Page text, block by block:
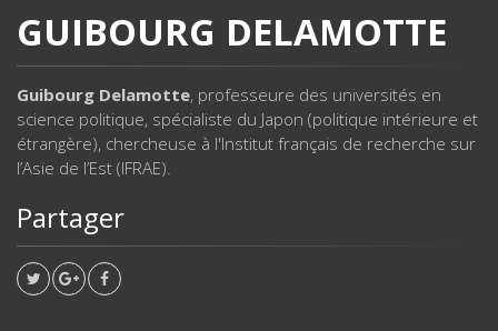
GUIBOURG DELAMOTTE
Guibourg Delamotte, professeure des universités en
science politique, spécialiste du Japon (politique intérieure et
étrangère), chercheuse à l'Institut français de recherche sur
l’Asie de l’Est (IFRAE).
Partager